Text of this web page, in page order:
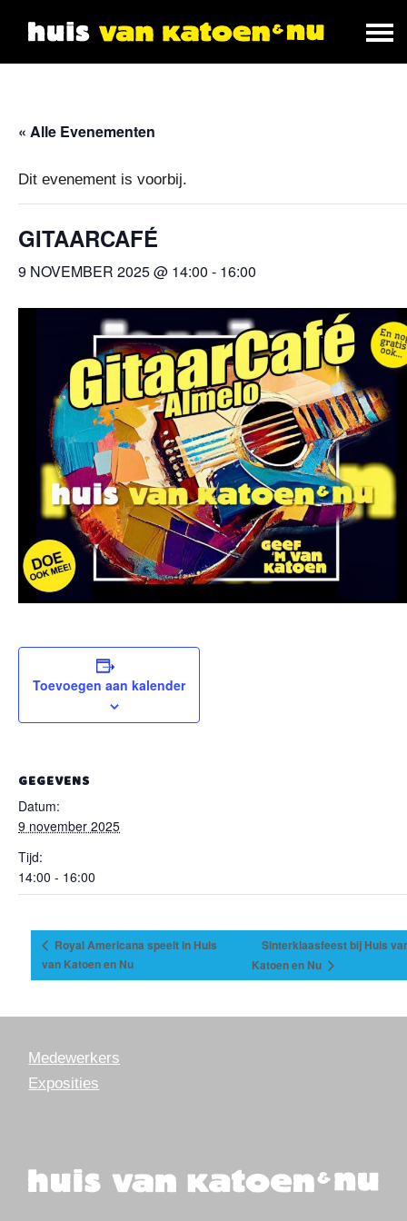
« Alle Evenementen
Dit evenement is voorbij.
GITAARCAFÉ
9 NOVEMBER 2025 @ 14:00 - 16:00
Toevoegen aan kalender
GEGEVENS
Datum:
9 november 2025
Tijd:
14:00 - 16:00
Royal Americana speelt in Huis
van Katoen en Nu
Sinterklaasfeest bij Huis
Katoen en Nu
Medewerkers
Exposities